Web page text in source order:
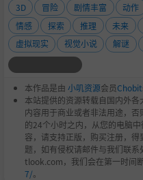
3D 冒险 剧情丰富 动作
情感
探索 推理 未来
虚拟现实
视觉小说 解谜
本作品是由 小叽资源会员
本站提供的资源转载自国内外
内容用于商业或者非法用途，
的24个小时之内，从您的电脑
容，请支持正版，购买注册，
题，如有侵权请邮件与我们联
tlook.com，我们会在第一时间
7/。